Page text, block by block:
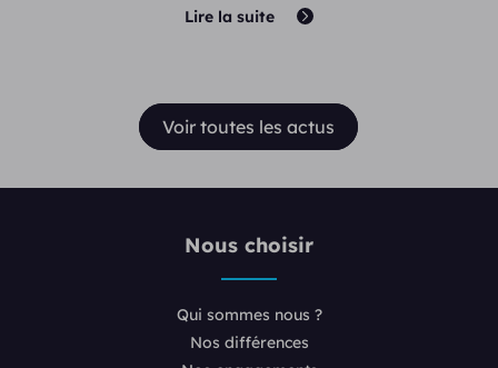
Lire la suite
Voir toutes les actus
Nous choisir
Qui sommes nous ?
Nos différences